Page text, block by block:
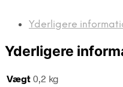
Yderligere
Yderligere
Vægt 0,2 kg